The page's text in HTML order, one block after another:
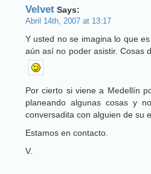
Velvet Says:
Abril 14th, 2007 at 13:17
Y usted no se imagina lo que
aún así no poder asistir. Cosas
Por cierto si viene a Medellín
planeando algunas cosas y
conversadita con alguien de su
Estamos en contacto.
V.